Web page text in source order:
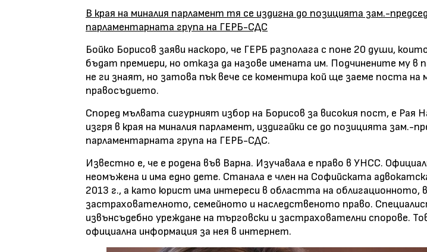
В края на миналия парламент тя се издигна до позицията зам.-
парламентарната група на ГЕРБ-СДС
Бойко Борисов заяви наскоро, че ГЕРБ разполага с поне 20 души,
бъдат премиери, но отказа да назове имената им. Подчинените му
не ги знаят, но затова пък вече се коментира кой ще заеме поста на
правосъдието.
Според мълвата сигурният избор на Борисов за високия пост, е Рая
изгря в края на миналия парламент, издигайки се до позицията зам.-
парламентарната група на ГЕРБ-СДС.
Известно е, че е родена във Варна. Изучавала е право в УНСС.
неомъжена и има едно дете. Станала е член на Софийската
2013 г., а като юрист има интереси в областта на облигационното,
застрахователното, семейното и наследственото право.
извънсъдебно уреждане на търговски и застрахователни спорове.
официална информация за нея в интернет.